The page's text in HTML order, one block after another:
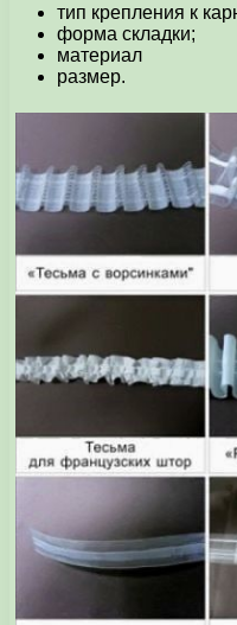
тип крепления к
форма складки;
материал
размер.